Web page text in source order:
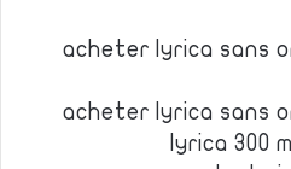
acheter lyrica sans
acheter lyrica sans
lyrica 300